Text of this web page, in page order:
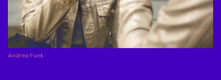
Andrea Funk